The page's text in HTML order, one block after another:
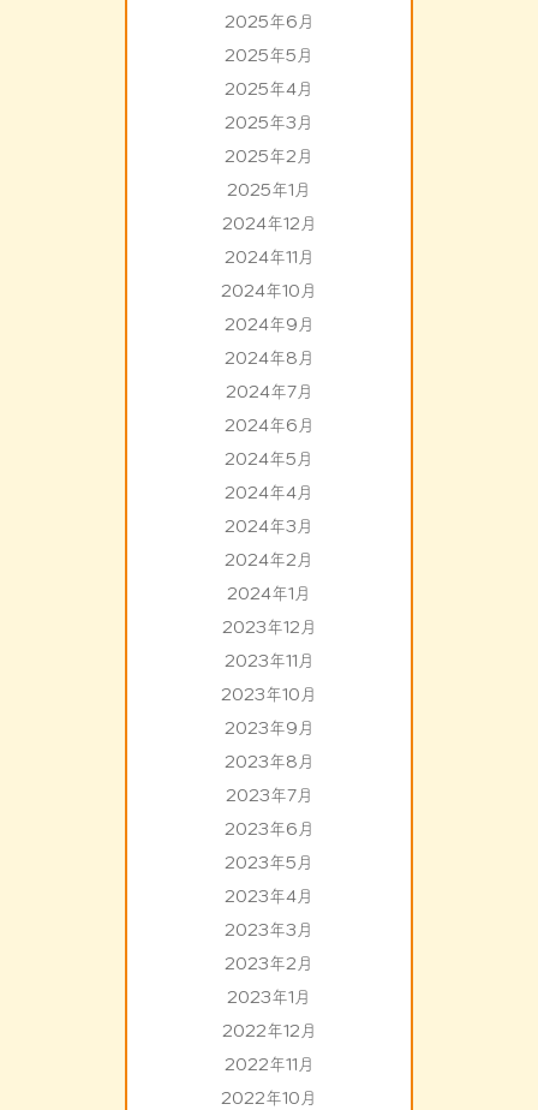
2025年6月
2025年5月
2025年4月
2025年3月
2025年2月
2025年1月
2024年12月
2024年11月
2024年10月
2024年9月
2024年8月
2024年7月
2024年6月
2024年5月
2024年4月
2024年3月
2024年2月
2024年1月
2023年12月
2023年11月
2023年10月
2023年9月
2023年8月
2023年7月
2023年6月
2023年5月
2023年4月
2023年3月
2023年2月
2023年1月
2022年12月
2022年11月
2022年10月